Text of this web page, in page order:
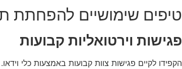
טיפים שימושיים להפחתת
פגישות וירטואליות קבועות
הקפידו לקיים פגישות צוות קבועות באמצעות כלי